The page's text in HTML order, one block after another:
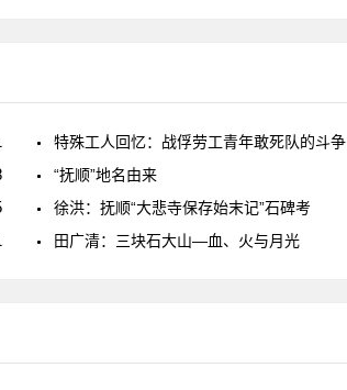
特殊工人回忆：战俘劳工青年敢死队的斗争
“抚顺”地名由来
徐洪：抚顺“大悲寺保存始末记”石碑考
田广清：三块石大山—血、火与月光